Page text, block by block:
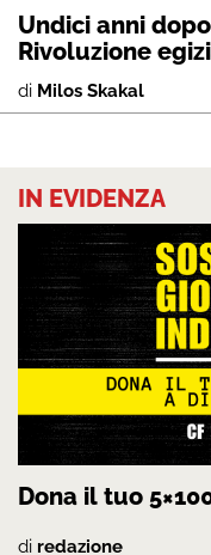
Undici anni
Rivoluzione
di Milos Skakal
IN EVIDENZA
Dona il tuo
di redazione